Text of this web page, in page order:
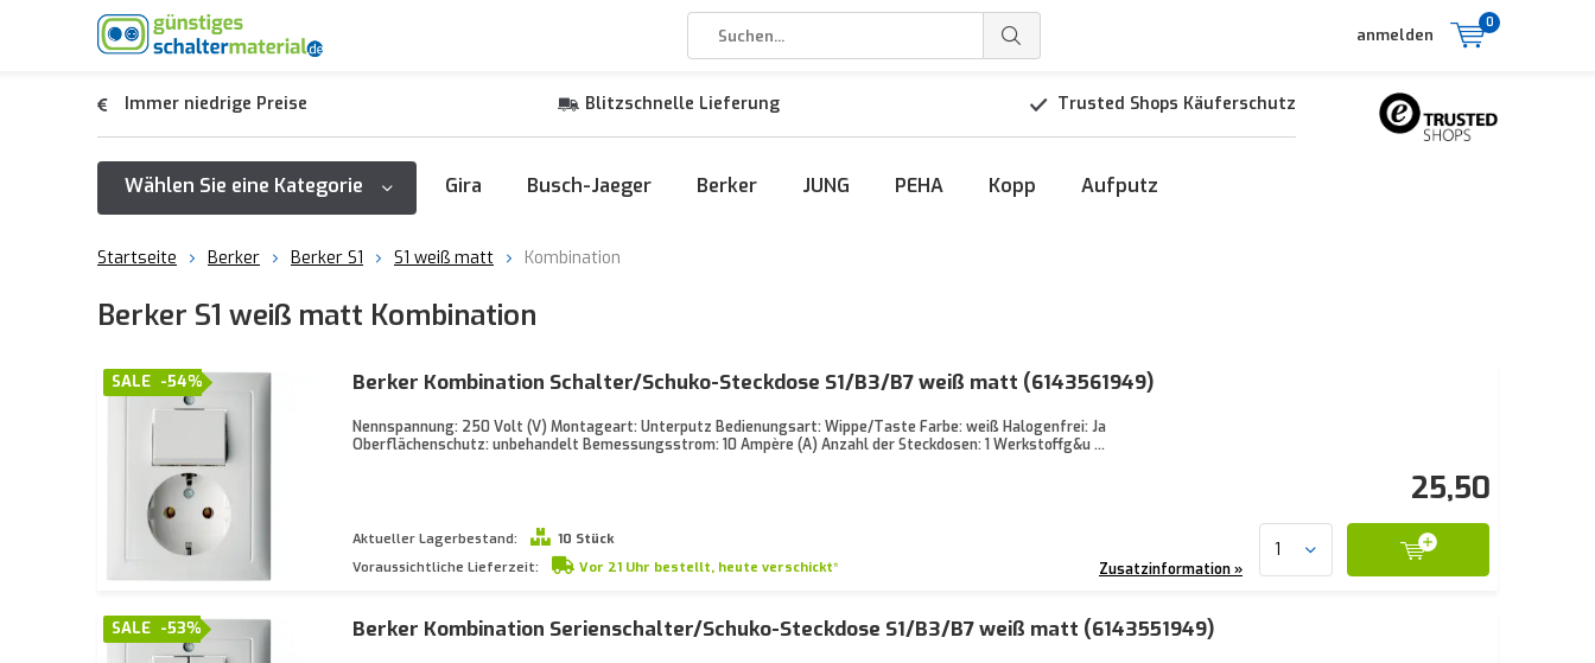
anmelden
0
Immer niedrige Preise Blitzschnelle Lieferung Trusted Shops Käuferschutz
Wählen Sie eine Kategorie Gira Busch-Jaeger Berker JUNG PEHA Kopp Aufputz
Startseite Berker Berker S1 S1 weiß matt Kombination
Berker S1 weiß matt Kombination
-54%
SALE Berker Kombination Schalter/Schuko-Steckdose S1/B3/B7 weiß matt (6143561949)
Nennspannung: 250 Volt (V) Montageart: Unterputz Bedienungsart: Wippe/Taste Farbe: weiß Halogenfrei: Ja
Oberflächenschutz: unbehandelt Bemessungsstrom: 10 Ampère (A) Anzahl der Steckdosen: 1 Werkstoffg&u ...
Aktueller Lagerbestand:
10 Stück
Voraussichtliche Lieferzeit:
Vor 21 Uhr bestellt, heute verschickt*
25,50
Zusatzinformation »
-53%
SALE Berker Kombination Serienschalter/Schuko-Steckdose S1/B3/B7 weiß matt (6143551949)